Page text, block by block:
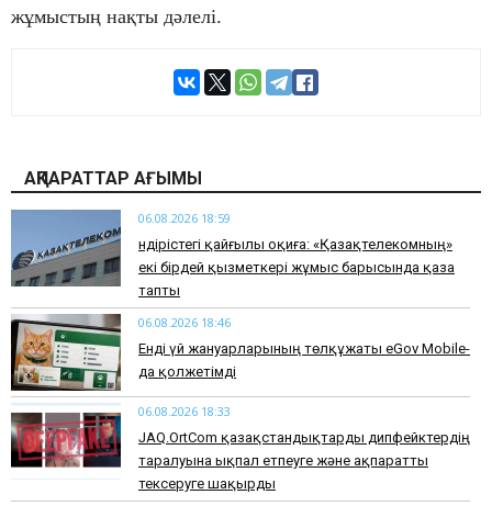
жұмыстың нақты дәлелі.
АҚПАРАТТАР АҒЫМЫ
06.08.2026 18:59
Өндірістегі қайғылы оқиға: «Қазақтелекомның»
екі бірдей қызметкері жұмыс барысында қаза
тапты
06.08.2026 18:46
Енді үй жануарларының төлқұжаты eGov Mobile-
да қолжетімді
06.08.2026 18:33
JAQ.OrtCom қазақстандықтарды дипфейктердің
таралуына ықпал етпеуге және ақпаратты
тексеруге шақырды